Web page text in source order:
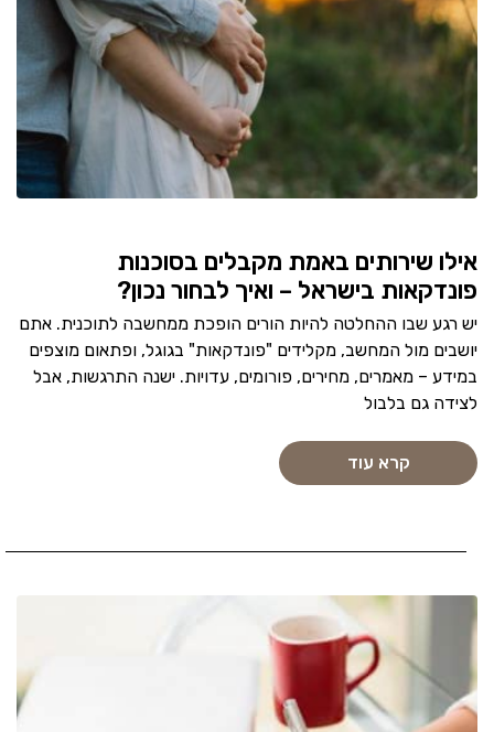
אילו שירותים באמת מקבלים בסוכנות
פונדקאות בישראל – ואיך לבחור נכון?
יש רגע שבו ההחלטה להיות הורים הופכת ממחשבה לתוכנית. אתם
יושבים מול המחשב, מקלידים "פונדקאות" בגוגל, ופתאום מוצפים
במידע – מאמרים, מחירים, פורומים, עדויות. ישנה התרגשות, אבל
לצידה גם בלבול
קרא עוד